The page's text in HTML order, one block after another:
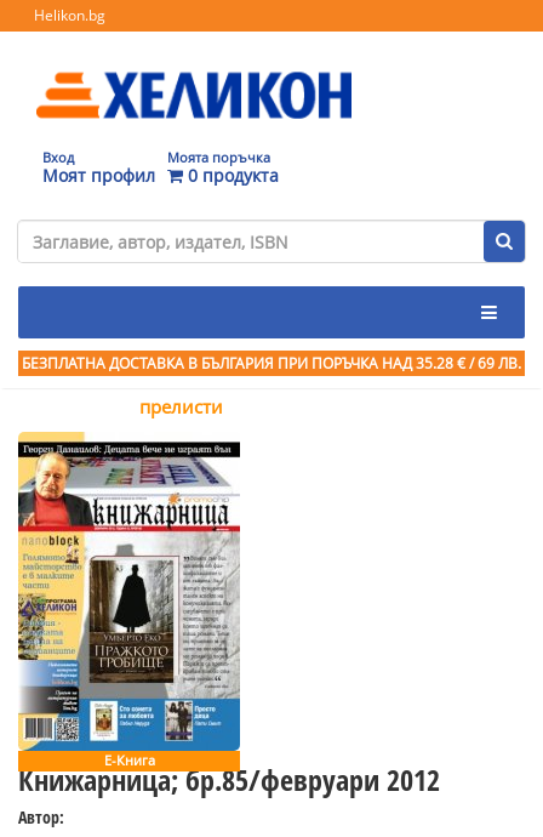
Helikon.bg
Вход
Моят профил
Моята поръчка
0 продукта
БЕЗПЛАТНА ДОСТАВКА В БЪЛГАРИЯ ПРИ ПОРЪЧКА НАД 35.28 € / 69 ЛВ.
прелисти
Е-Книга
Книжарница; бр.85/февруари 2012
Автор: